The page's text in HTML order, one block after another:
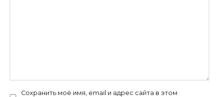
Сохранить моё имя, email и адрес сайта в этом